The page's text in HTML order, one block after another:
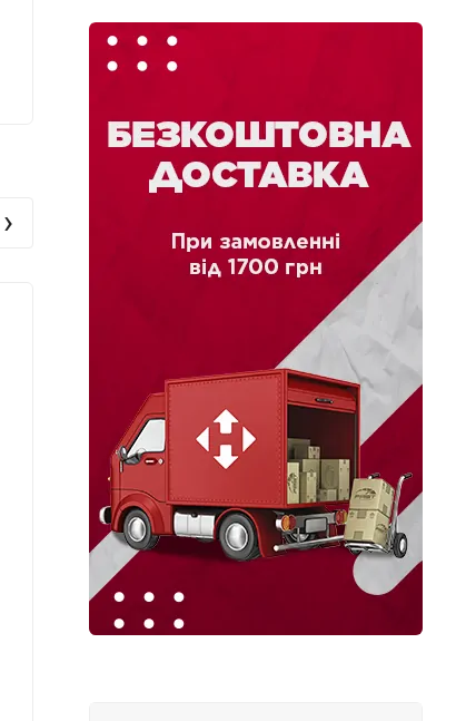
Паста для притирання клапанів Zollex
›